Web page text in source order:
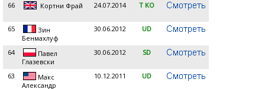
66 Кортни Фрай 24.07.2014 T KO
65
Зин
Бенмахлуф
30.06.2012 UD
64
Павел
Глазевски
30.06.2012 SD
63
Макс
Александр
10.12.2011 UD